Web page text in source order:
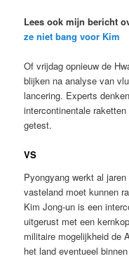
Lees ook mijn bericht
ze niet bang voor Kim
Of vrijdag opnieuw de
blijken na analyse van
lancering. Experts
intercontinentale
getest.
VS
Pyongyang werkt al
vasteland moet kunnen
Kim Jong-un is een
uitgerust met een
militaire mogelijkheid de
het land eventueel